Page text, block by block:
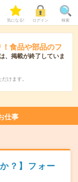
気になる! ログイン 検索
食品や部品のフ
、掲載が終了していま
けます。
仕事
？】フォー